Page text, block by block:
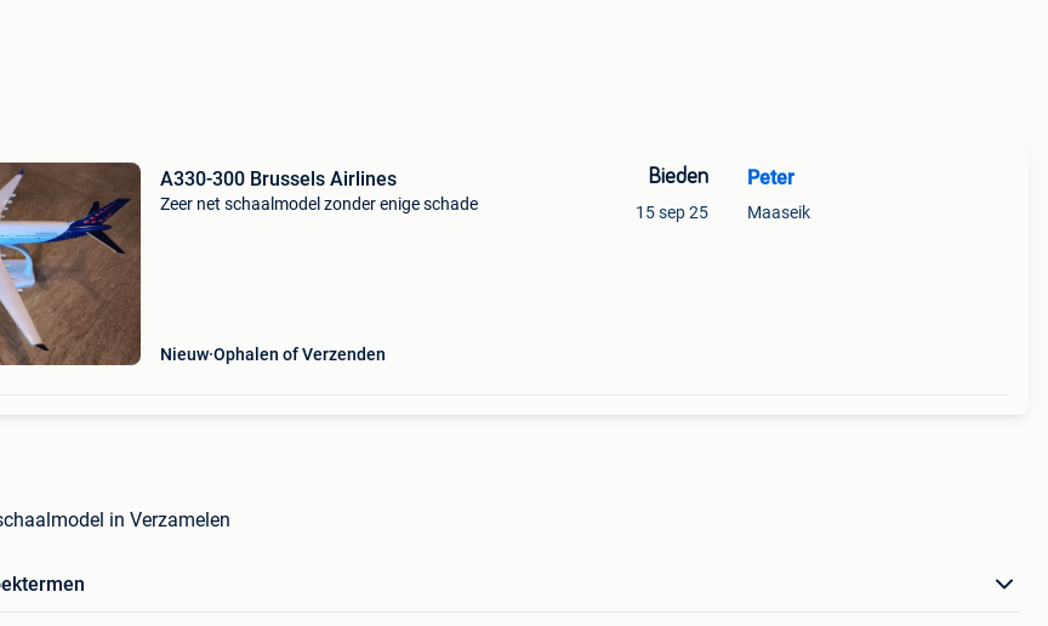
A330-300 Brussels Airlines
Zeer net schaalmodel zonder enige schade
Nieuw Ophalen of Verzenden
Bieden
15 sep 25
Peter
Maaseik
in Verzamelen